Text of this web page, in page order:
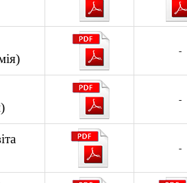
-
-
-